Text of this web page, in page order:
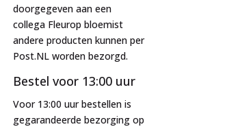
doorgegeven aan een
collega Fleurop bloemist
andere producten kunnen per
Post.NL worden bezorgd.
Bestel voor 13:00 uur
Voor 13:00 uur bestellen is
gegarandeerde bezorging op